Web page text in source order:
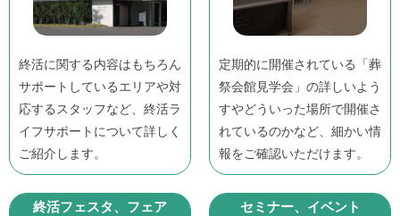
終活に関する内容はもちろん
サポートしているエリアや対
応するスタッフなど、終活ラ
イフサポートについて詳しく
ご紹介します。
定期的に開催されている「葬
祭会館見学会」の詳しいよう
すやどういった場所で開催さ
れているのかなど、細かい情
報をご確認いただけます。
終活フェスタ、フェア セミナー、イベント